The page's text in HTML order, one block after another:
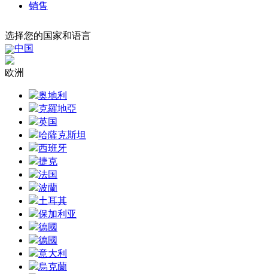
销售
选择您的国家和语言
中国
欧洲
奥地利
克羅地亞
英国
哈薩克斯坦
西班牙
捷克
法国
波蘭
土耳其
保加利亚
德國
德國
意大利
烏克蘭